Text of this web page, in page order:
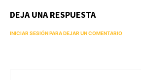
DEJA UNA RESPUESTA
INICIAR SESIÓN PARA DEJAR UN COMENTARIO